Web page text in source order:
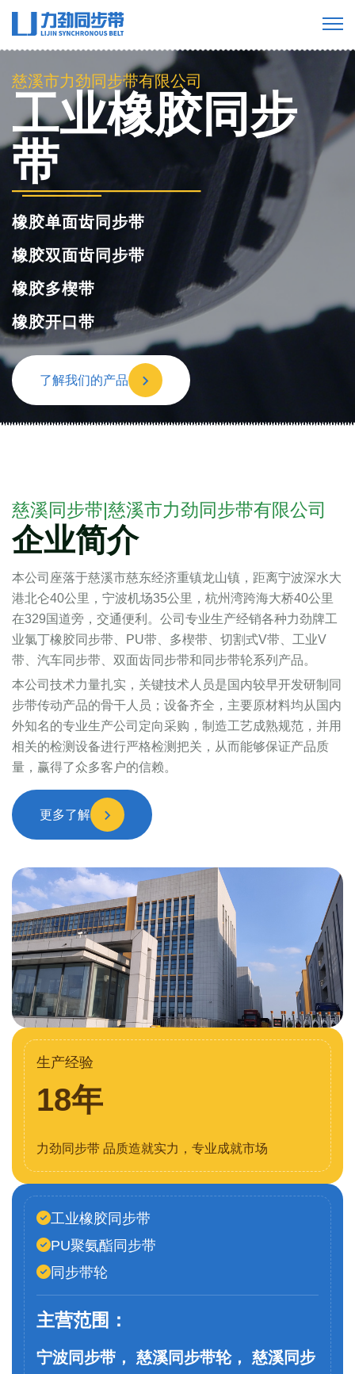
慈溪市力劲同步带有限公司
工业橡胶同步
带
橡胶单面齿同步带
橡胶双面齿同步带
橡胶多楔带
橡胶开口带
了解我们的产品
慈溪同步带|慈溪市力劲同步带有限公司
企业简介
本公司座落于慈溪市慈东经济重镇龙山镇，距离宁波深水大
港北仑40公里，宁波机场35公里，杭州湾跨海大桥40公里
在329国道旁，交通便利。公司专业生产经销各种力劲牌工
业氯丁橡胶同步带、PU带、多楔带、切割式V带、工业V
带、汽车同步带、双面齿同步带和同步带轮系列产品。
本公司技术力量扎实，关键技术人员是国内较早开发研制同
步带传动产品的骨干人员；设备齐全，主要原材料均从国内
外知名的专业生产公司定向采购，制造工艺成熟规范，并用
相关的检测设备进行严格检测把关，从而能够保证产品质
量，赢得了众多客户的信赖。
更多了解
生产经验
18年
力劲同步带 品质造就实力，专业成就市场
工业橡胶同步带
PU聚氨酯同步带
同步带轮
主营范围：
宁波同步带， 慈溪同步带轮， 慈溪同步